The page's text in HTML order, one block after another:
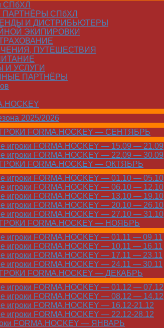
СПбХЛ
СПбХЛ
И ДИСТРИБЬЮТЕРЫ
ЭКИПИРОВКИ
ПУТЕШЕСТВИЯ
И УСЛУГИ
ПАРТНЁРЫ
2025/2026
FORMA.HOCKEY — СЕНТЯБРЬ
игроки FORMA.HOCKEY — 15.09 — 21.09
игроки FORMA.HOCKEY — 22.09 — 30.09
FORMA.HOCKEY — ОКТЯБРЬ
игроки FORMA.HOCKEY — 01.10 — 05.10
игроки FORMA.HOCKEY — 06.10 — 12.10
игроки FORMA.HOCKEY — 13.10 — 19.10
игроки FORMA.HOCKEY — 20.10 — 26.10
игроки FORMA.HOCKEY — 27.10 — 31.10
FORMA.HOCKEY — НОЯБРЬ
игроки FORMA.HOCKEY — 01.11 — 09.11
игроки FORMA.HOCKEY — 10.11 — 16.11
игроки FORMA.HOCKEY — 17.11 — 23.11
игроки FORMA.HOCKEY — 24.11 — 30.11
FORMA.HOCKEY — ДЕКАБРЬ
игроки FORMA.HOCKEY — 01.12 — 07.12
игроки FORMA.HOCKEY — 08.12 — 14.12
игроки FORMA.HOCKEY — 16.12-21.12
игроки FORMA.HOCKEY — 22.12-28.12
FORMA.HOCKEY — ЯНВАРЬ